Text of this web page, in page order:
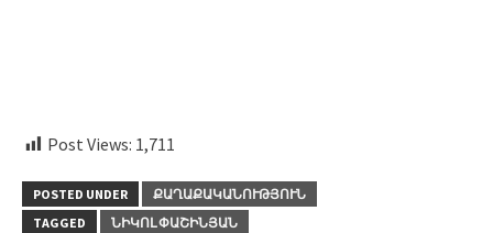
Post Views: 1,711
POSTED UNDER
ՔԱՂԱՔԱԿԱՆՈՒԹՅՈՒՆ
TAGGED
ՆԻԿՈԼ ՓԱՇԻՆՅԱՆ